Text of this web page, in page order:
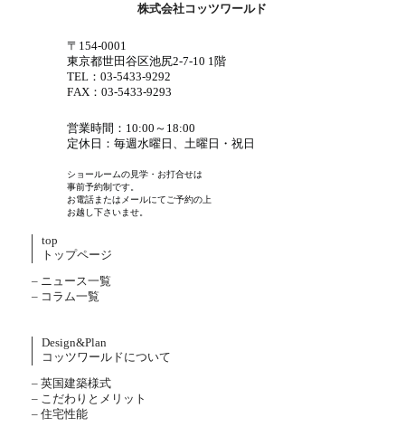
株式会社コッツワールド
〒154-0001
東京都世田谷区池尻2-7-10 1階
TEL：03-5433-9292
FAX：03-5433-9293
営業時間：10:00～18:00
定休日：毎週水曜日、土曜日・祝日
ショールームの見学・お打合せは
事前予約制です。
お電話またはメールにてご予約の上
お越し下さいませ。
top
トップページ
– ニュース一覧
– コラム一覧
Design&Plan
コッツワールドについて
– 英国建築様式
– こだわりとメリット
– 住宅性能